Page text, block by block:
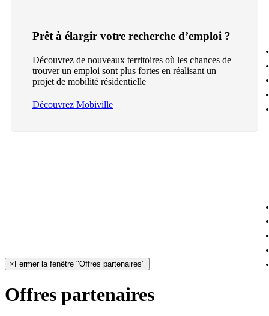
Prêt à élargir votre recherche d’emploi ?
Découvrez de nouveaux territoires où les chances de
trouver un emploi sont plus fortes en réalisant un
projet de mobilité résidentielle
Découvrez Mobiville
× Fermer la fenêtre "Offres partenaires"
Offres partenaires